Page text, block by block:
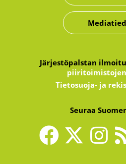
Järjestöpalstan
piiritoimistojen
Tietosuoja- ja
Seuraa